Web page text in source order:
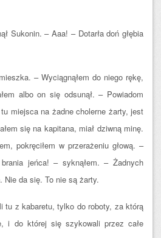
Sukonin. – Aaa! – Dotarła doń głębia
– Wyciągnąłem do niego rękę,
albo on się odsunął. – Powiadom
miejsca na żadne cholerne żarty, jest
się na kapitana, miał dziwną minę.
pokręciłem w przerażeniu głową. –
jeńca! – syknąłem. – Żadnych
Nie da się. To nie są żarty.
tu z kabaretu, tylko do roboty, za którą
i do której się szykowali przez całe